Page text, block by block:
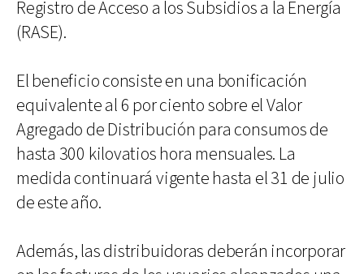
Registro de Acceso a los Subsidios a la Energía
(RASE).
El beneficio consiste en una bonificación
equivalente al 6 por ciento sobre el Valor
Agregado de Distribución para consumos de
hasta 300 kilovatios hora mensuales. La
medida continuará vigente hasta el 31 de julio
de este año.
Además, las distribuidoras deberán incorporar